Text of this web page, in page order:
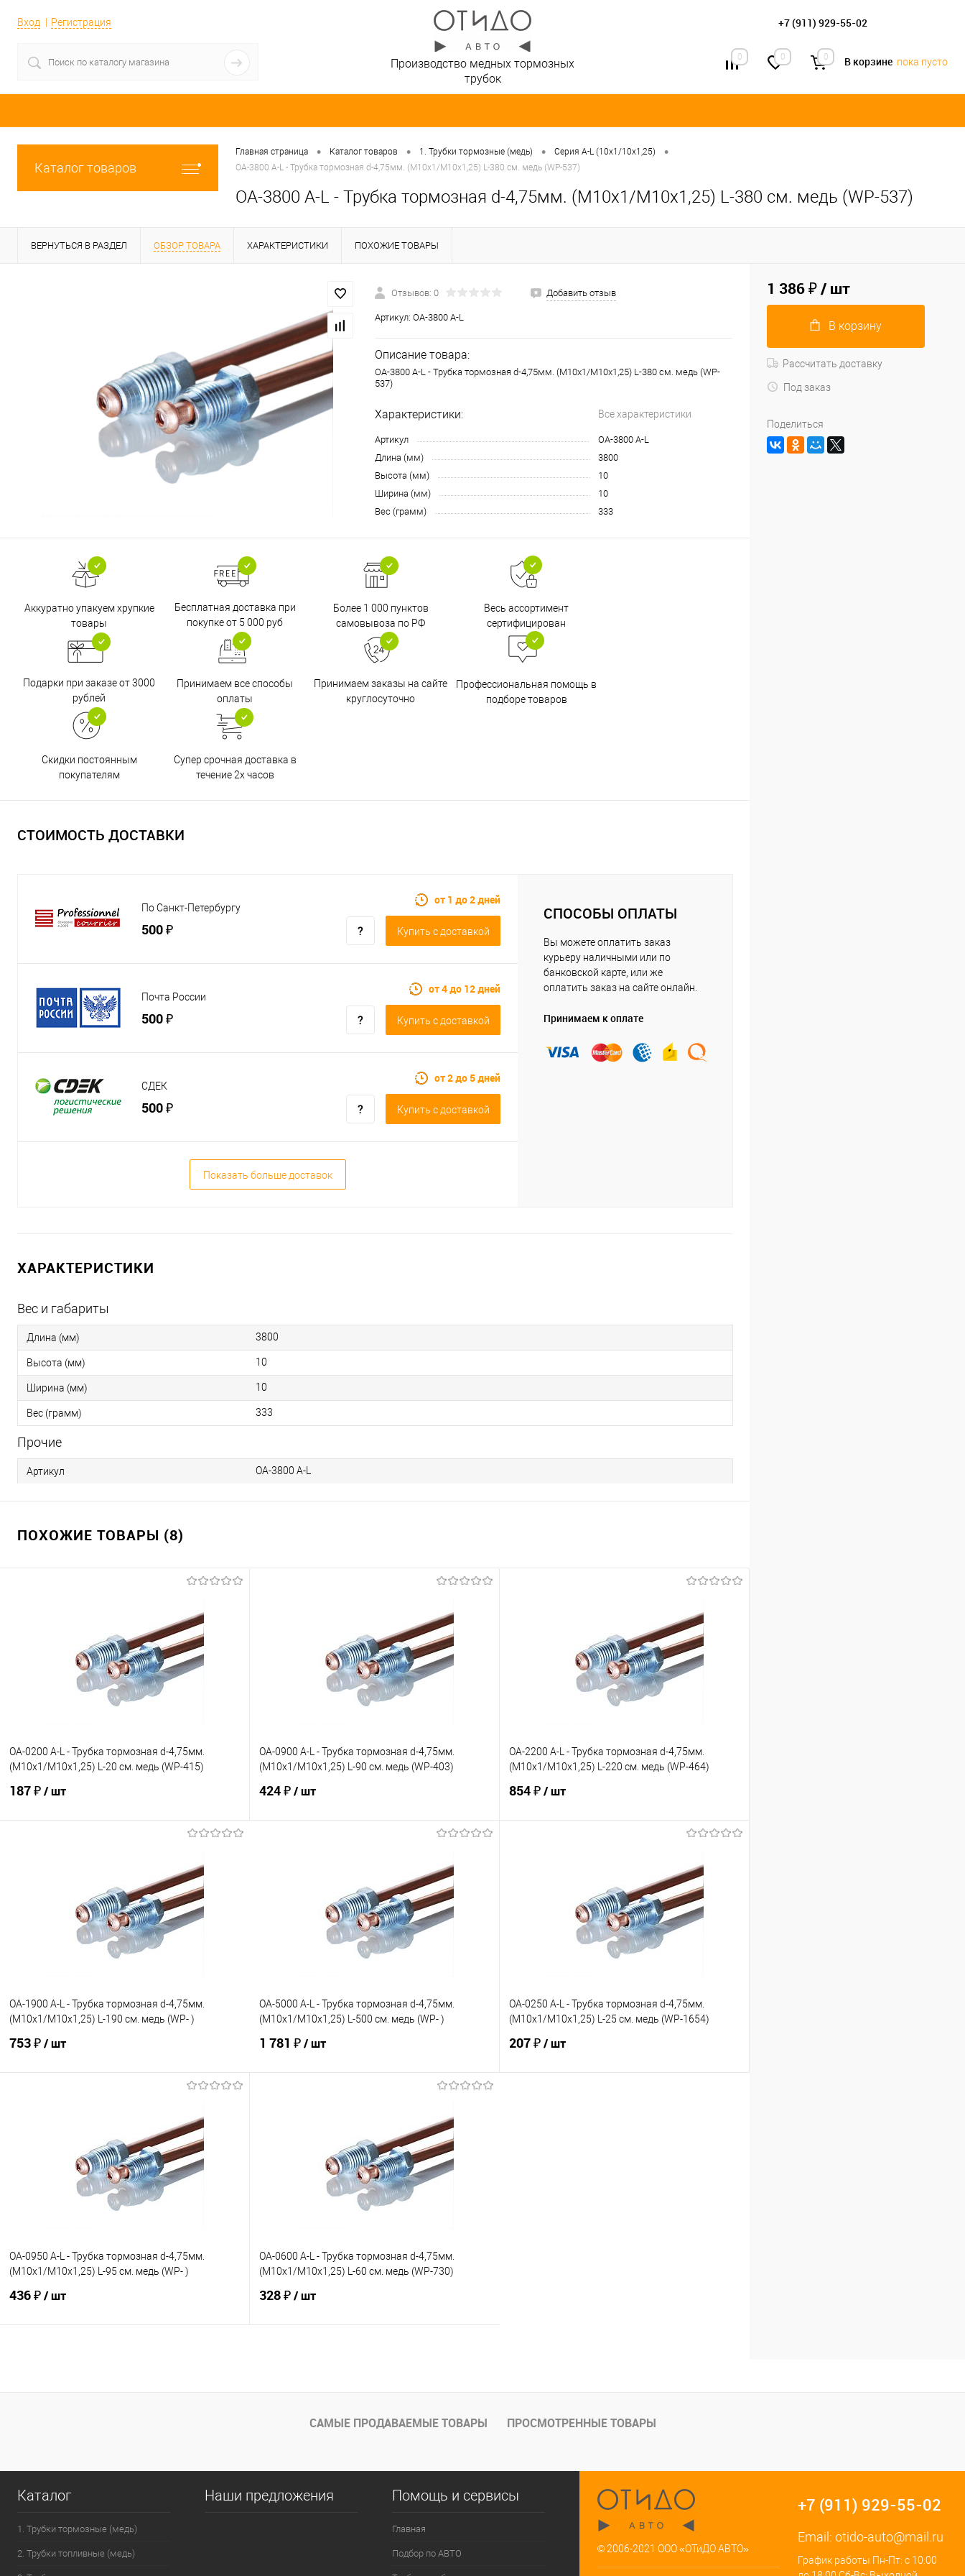
Вход Регистрация +7 (911) 929-55-02
0 0 0 В корзине пока пусто
Производство медных тормозных
трубок
Каталог товаров
Главная страница • Каталог товаров • 1. Трубки тормозные (медь) • Серия A-L (10х1/10х1,25) •
OA-3800 A-L - Трубка тормозная d-4,75мм. (М10х1/М10х1,25) L-380 см. медь (WP-537)
OA-3800 A-L - Трубка тормозная d-4,75мм. (М10х1/М10х1,25) L-380 см. медь (WP-537)
ВЕРНУТЬСЯ В РАЗДЕЛ ОБЗОР ТОВАРА ХАРАКТЕРИСТИКИ ПОХОЖИЕ ТОВАРЫ
Отзывов: 0 Добавить отзыв
Артикул: OA-3800 A-L
Описание товара:
OA-3800 A-L - Трубка тормозная d-4,75мм. (М10х1/М10х1,25) L-380 см. медь (WP-
537)
Характеристики: Все характеристики
Артикул
OA-3800 A-L
Длина (мм)
3800
Высота (мм)
10
Ширина (мм)
10
Вес (грамм)
333
Аккуратно упакуем хрупкие
товары
Бесплатная доставка при
покупке от 5 000 руб
Более 1 000 пунктов
самовывоза по РФ
Весь ассортимент
сертифицирован
Подарки при заказе от 3000
рублей
Принимаем все способы
оплаты
Принимаем заказы на сайте
круглосуточно
Профессиональная помощь в
подборе товаров
Скидки постоянным
покупателям
Супер срочная доставка в
течение 2х часов
СТОИМОСТЬ ДОСТАВКИ
По Санкт-Петербургу
500 ₽
от 1 до 2 дней
Купить c доставкой
Почта России
500 ₽
от 4 до 12 дней
Купить c доставкой
СДЕК
500 ₽
от 2 до 5 дней
Купить c доставкой
Показать больше доставок
СПОСОБЫ ОПЛАТЫ
Вы можете оплатить заказ
курьеру наличными или по
банковской карте, или же
оплатить заказ на сайте онлайн.
Принимаем к оплате
ХАРАКТЕРИСТИКИ
Вес и габариты
Длина (мм) 3800
Высота (мм) 10
Ширина (мм) 10
Вес (грамм) 333
Прочие
Артикул OA-3800 A-L
ПОХОЖИЕ ТОВАРЫ (8)
OA-0200 A-L - Трубка тормозная d-4,75мм.
(М10х1/М10х1,25) L-20 см. медь (WP-415)
187 ₽/ шт
Под заказ
OA-0900 A-L - Трубка тормозная d-4,75мм.
(М10х1/М10х1,25) L-90 см. медь (WP-403)
424 ₽/ шт
Под заказ
OA-2200 A-L - Трубка тормозная d-4,75мм.
(М10х1/М10х1,25) L-220 см. медь (WP-464)
854 ₽/ шт
Под заказ
OA-1900 A-L - Трубка тормозная d-4,75мм.
(М10х1/М10х1,25) L-190 см. медь (WP- )
753 ₽/ шт
Под заказ
OA-5000 A-L - Трубка тормозная d-4,75мм.
(М10х1/М10х1,25) L-500 см. медь (WP- )
1 781 ₽/ шт
Под заказ
OA-0250 A-L - Трубка тормозная d-4,75мм.
(М10х1/М10х1,25) L-25 см. медь (WP-1654)
207 ₽/ шт
OA-0950 A-L - Трубка тормозная d-4,75мм.
(М10х1/М10х1,25) L-95 см. медь (WP- )
436 ₽/ шт
В избранное
Под заказ
OA-0600 A-L - Трубка тормозная d-4,75мм.
(М10х1/М10х1,25) L-60 см. медь (WP-730)
328 ₽/ шт
В избранное
Под заказ
Сравнение
1 386 ₽/ шт
В корзину
Рассчитать доставку
Под заказ
Поделиться
САМЫЕ ПРОДАВАЕМЫЕ ТОВАРЫ ПРОСМОТРЕННЫЕ ТОВАРЫ
Каталог
1. Трубки тормозные (медь)
2. Трубки топливные (медь)
Наши предложения Помощь и сервисы
Главная
Подбор по АВТО © 2006-2021 ООО «ОТиДО АВТО»
+7 (911) 929-55-02
Email: otido-auto@mail.ru
График работы Пн-Пт: с 10:00